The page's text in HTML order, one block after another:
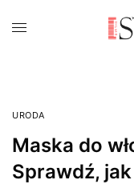
URODA
Maska do
Sprawdź,